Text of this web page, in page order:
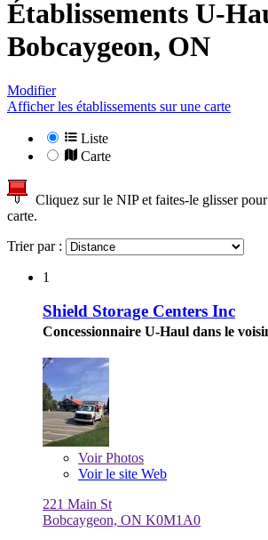
Établissements U-
Bobcaygeon, ON
Modifier
Afficher les établissements sur une carte
Liste
Carte
Cliquez sur le NIP et faites-le glisser
carte.
Trier par :
1
Shield Storage Centers Inc
Concessionnaire U-Haul dans le
VoirPhotos
Voir le site Web
221 Main St
Bobcaygeon, ON K0M1A0